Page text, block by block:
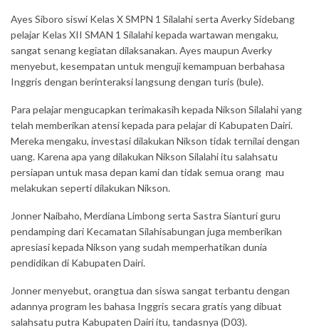
Ayes Siboro siswi Kelas X SMPN 1 Silalahi serta Averky Sidebang
pelajar Kelas XII SMAN 1 Silalahi kepada wartawan mengaku,
sangat senang kegiatan dilaksanakan. Ayes maupun Averky
menyebut, kesempatan untuk menguji kemampuan berbahasa
Inggris dengan berinteraksi langsung dengan turis (bule).
Para pelajar mengucapkan terimakasih kepada Nikson Silalahi yang
telah memberikan atensi kepada para pelajar di Kabupaten Dairi.
Mereka mengaku, investasi dilakukan Nikson tidak ternilai dengan
uang. Karena apa yang dilakukan Nikson Silalahi itu salahsatu
persiapan untuk masa depan kami dan tidak semua orang mau
melakukan seperti dilakukan Nikson.
Jonner Naibaho, Merdiana Limbong serta Sastra Sianturi guru
pendamping dari Kecamatan Silahisabungan juga memberikan
apresiasi kepada Nikson yang sudah memperhatikan dunia
pendidikan di Kabupaten Dairi.
Jonner menyebut, orangtua dan siswa sangat terbantu dengan
adannya program les bahasa Inggris secara gratis yang dibuat
salahsatu putra Kabupaten Dairi itu, tandasnya (D03).